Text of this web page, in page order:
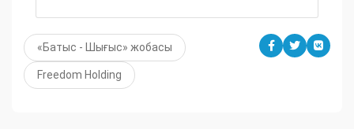
«Батыс - Шығыс» жобасы
Freedom Holding